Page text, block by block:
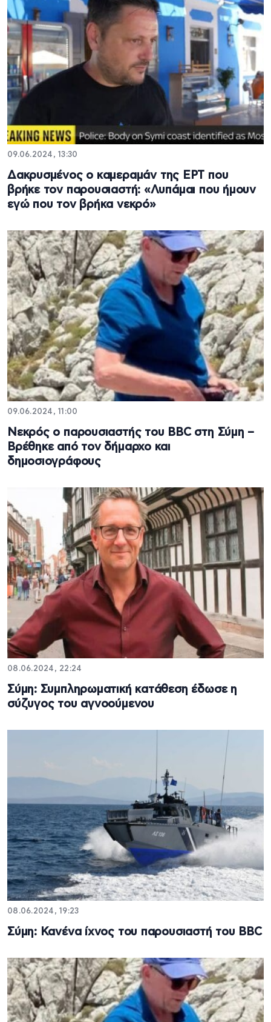
09.06.2024, 13:30
Δακρυσμένος ο καμεραμάν της ΕΡΤ που
βρήκε τον παρουσιαστή: «Λυπάμαι που ήμουν
εγώ που τον βρήκα νεκρό»
09.06.2024, 11:00
Νεκρός ο παρουσιαστής του BBC στη Σύμη –
Βρέθηκε από τον δήμαρχο και
δημοσιογράφους
08.06.2024, 22:24
Σύμη: Συμπληρωματική κατάθεση έδωσε η
σύζυγος του αγνοούμενου
08.06.2024, 19:23
Σύμη: Κανένα ίχνος του παρουσιαστή του BBC